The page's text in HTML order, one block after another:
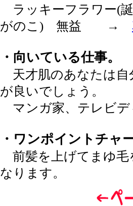
ラッキーフラワー(
がのこ) 無益 →
・向いている仕事。
天才肌のあなたは自
が良いでしょう。
マンガ家、テレビデ
・ワンポイントチャ
前髪を上げてまゆ毛
なります。